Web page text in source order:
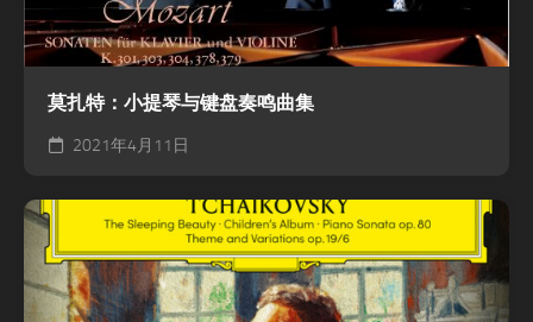
莫扎特：小提琴与键盘奏鸣曲集
2021年4月11日